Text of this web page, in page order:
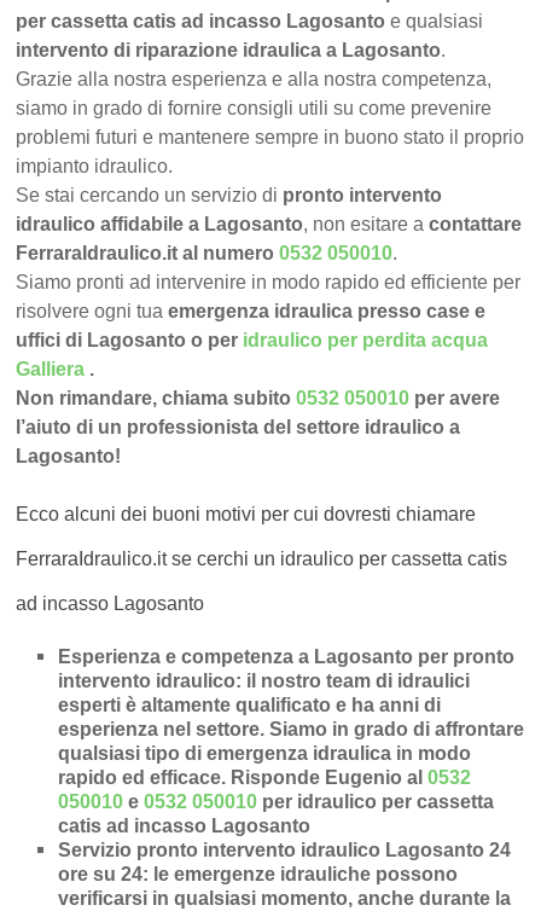
per cassetta catis ad incasso Lagosanto e qualsiasi
intervento di riparazione idraulica a Lagosanto.
Grazie alla nostra esperienza e alla nostra competenza,
siamo in grado di fornire consigli utili su come prevenire
problemi futuri e mantenere sempre in buono stato il proprio
impianto idraulico.
Se stai cercando un servizio di pronto intervento
idraulico affidabile a Lagosanto, non esitare acontattare
FerraraIdraulico.it al numero0532 050010.
Siamo pronti ad intervenire in modo rapido ed efficiente per
risolvere ogni tuaemergenza idraulica presso case e
uffici di Lagosanto o per idraulico per perdita acqua
Galliera .
Non rimandare, chiama subito0532 050010 per avere
l’aiuto di un professionista del settore idraulico a
Lagosanto!
Ecco alcuni dei buoni motivi per cui dovresti chiamare
FerraraIdraulico.it se cerchi un idraulico per cassetta catis
ad incasso Lagosanto
Esperienza e competenza a Lagosanto per pronto
intervento idraulico: il nostro team di idraulici
esperti è altamente qualificato e ha anni di
esperienza nel settore. Siamo in grado di affrontare
qualsiasi tipo di emergenza idraulica in modo
rapido ed efficace. Risponde Eugenio al0532
050010 e0532 050010 per idraulico per cassetta
catis ad incasso Lagosanto
Servizio pronto intervento idraulico Lagosanto 24
ore su 24: le emergenze idrauliche possono
verificarsi in qualsiasi momento, anche durante la